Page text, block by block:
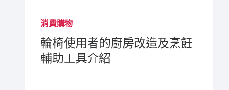
消費購物
輪椅使用者的廚房改造及烹飪
輔助工具介紹